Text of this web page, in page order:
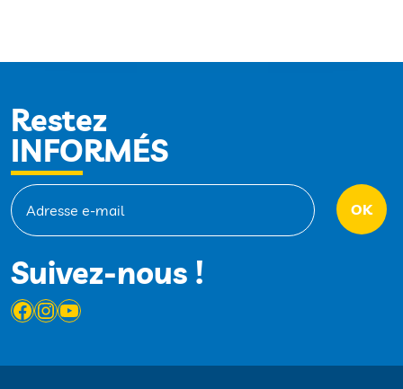
Restez
INFORMÉS
Suivez-nous !
Facebook
Instagram
YouTube